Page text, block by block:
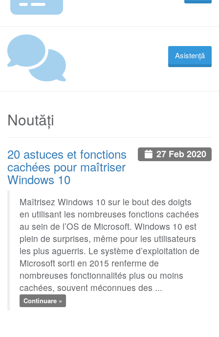
Asistență
Noutăți
27 Feb 2020
20 astuces et fonctions
cachées pour maîtriser
Windows 10
Maîtrisez Windows 10 sur le bout des doigts
en utilisant les nombreuses fonctions cachées
au sein de l’OS de Microsoft. Windows 10 est
plein de surprises, même pour les utilisateurs
les plus aguerris. Le système d’exploitation de
Microsoft sorti en 2015 renferme de
nombreuses fonctionnalités plus ou moins
cachées, souvent méconnues des ...
Continuare »